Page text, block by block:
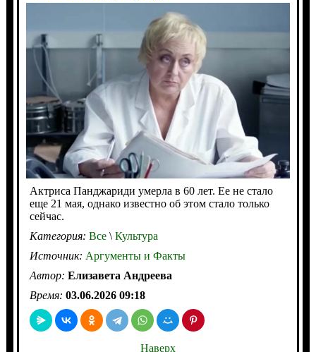
Актриса Панджариди умерла в 60 лет. Ее не стало
еще 21 мая, однако известно об этом стало только
сейчас.
Категория: Все\Культура
Источник: Аргументы и Факты
Автор: Елизавета Андреева
Время: 03.06.2026 09:18
Наверх